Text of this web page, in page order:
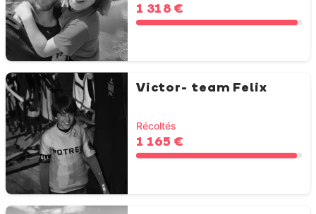
1 318 €
Victor- team Felix
Récoltés
1 165 €